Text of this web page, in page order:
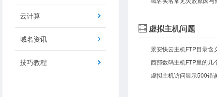
云计算
域名资讯
技巧教程
虚拟主机问题
景安快云主机FTP目录含
虚拟主机访问显示500错